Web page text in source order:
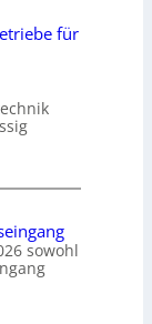
für
sowohl